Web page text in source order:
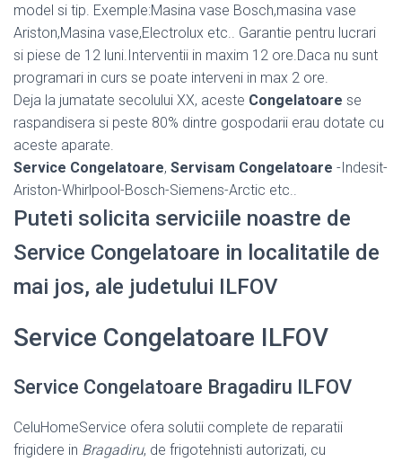
model si tip. Exemple:Masina vase Bosch,masina vase
Ariston,Masina vase,Electrolux etc.. Garantie pentru lucrari
si piese de 12 luni.Interventii in maxim 12 ore.Daca nu sunt
programari in curs se poate interveni in max 2 ore.
Deja la jumatate secolului XX, aceste Congelatoare se
raspandisera si peste 80% dintre gospodarii erau dotate cu
aceste aparate.
Service Congelatoare, Servisam Congelatoare -Indesit-
Ariston-Whirlpool-Bosch-Siemens-Arctic etc..
Puteti solicita serviciile noastre de
Service Congelatoare in localitatile de
mai jos, ale judetului ILFOV
Service Congelatoare ILFOV
Service Congelatoare Bragadiru ILFOV
CeluHomeService ofera solutii complete de reparatii
frigidere in Bragadiru, de frigotehnisti autorizati, cu